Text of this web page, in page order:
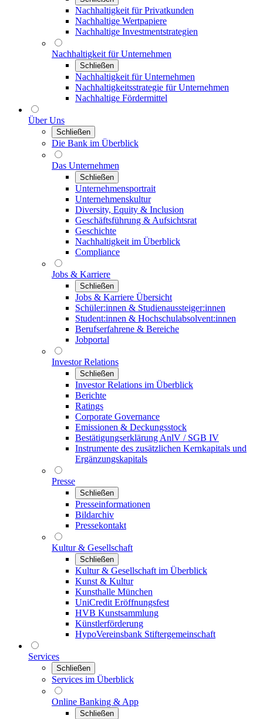
Nachhaltigkeit für Privatkunden
Nachhaltige Wertpapiere
Nachhaltige Investmentstrategien
Nachhaltigkeit für Unternehmen
Schließen
Nachhaltigkeit für Unternehmen
Nachhaltigkeitsstrategie für Unternehmen
Nachhaltige Fördermittel
Über Uns
Schließen
Die Bank im Überblick
Das Unternehmen
Schließen
Unternehmensportrait
Unternehmenskultur
Diversity, Equity & Inclusion
Geschäftsführung & Aufsichtsrat
Geschichte
Nachhaltigkeit im Überblick
Compliance
Jobs & Karriere
Schließen
Jobs & Karriere Übersicht
Schüler:innen & Studienaussteiger:innen
Student:innen & Hochschulabsolvent:innen
Berufserfahrene & Bereiche
Jobportal
Investor Relations
Schließen
Investor Relations im Überblick
Berichte
Ratings
Corporate Governance
Emissionen & Deckungsstock
Bestätigungserklärung AnlV / SGB IV
Instrumente des zusätzlichen Kernkapitals und
Ergänzungskapitals
Presse
Schließen
Presseinformationen
Bildarchiv
Pressekontakt
Kultur & Gesellschaft
Schließen
Kultur & Gesellschaft im Überblick
Kunst & Kultur
Kunsthalle München
UniCredit Eröffnungsfest
HVB Kunstsammlung
Künstlerförderung
HypoVereinsbank Stiftergemeinschaft
Services
Schließen
Services im Überblick
Online Banking & App
Schließen